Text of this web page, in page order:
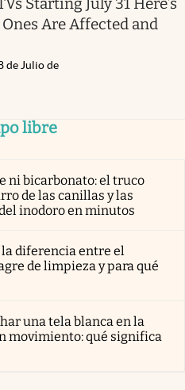
Are Affected and
de Julio de
libre
ni bicarbonato: el truco
de las canillas y las
inodoro en minutos
la diferencia entre el
de limpieza y para qué
una tela blanca en la
movimiento: qué significa